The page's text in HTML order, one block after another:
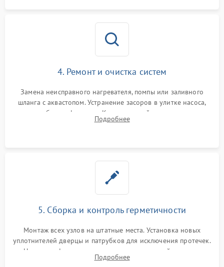
4. Ремонт и очистка систем
Замена неисправного нагревателя, помпы или заливного
шланга с аквастопом. Устранение засоров в улитке насоса,
патрубках и фильтрах. Компонентный ремонт платы
управления, восстановление поврежденной проводки.
Подробнее
5. Сборка и контроль герметичности
Монтаж всех узлов на штатные места. Установка новых
уплотнителей дверцы и патрубков для исключения протечек.
Надежная фиксация хомутов гидравлической системы,
сборка корпуса и установка датчика поплавка.
Подробнее